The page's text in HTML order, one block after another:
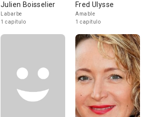
Julien Boisselier
Labarbe
1 capítulo
Fred Ulysse
Amable
1 capítulo